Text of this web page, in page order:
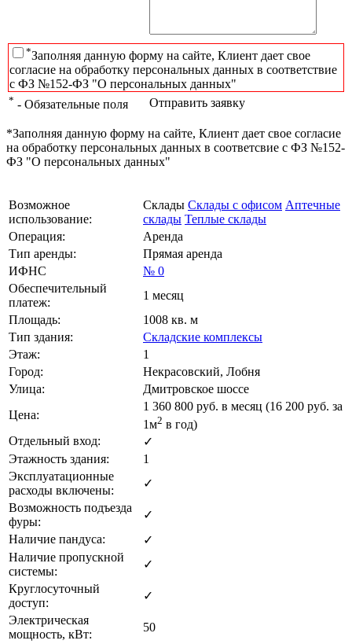
*Заполняя данную форму на сайте, Клиент дает свое
согласие на обработку персональных данных в соответствие
с ФЗ №152-ФЗ "О персональных данных"
* - Обязательные поля Отправить заявку
*Заполняя данную форму на сайте, Клиент дает свое согласие
на обработку персональных данных в соответсвие с ФЗ №152-
ФЗ "О персональных данных"
Возможное
использование:
Склады Склады с офисом Аптечные
склады Теплые склады
Операция:
Аренда
Тип аренды:
Прямая аренда
ИФНС
№ 0
Обеспечительный
платеж:
1 месяц
Площадь:
1008 кв. м
Тип здания:
Складские комплексы
Этаж:
1
Город:
Некрасовский, Лобня
Улица:
Дмитровское шоссе
Цена:
1 360 800 руб. в месяц (16 200 руб. за
1м2 в год)
Отдельный вход:
✓
Этажность здания:
1
Эксплуатационные
расходы включены:
✓
Возможность подъезда
фуры:
✓
Наличие пандуса:
✓
Наличие пропускной
системы:
✓
Круглосуточный
доступ:
✓
Электрическая
мощность, кВт:
50